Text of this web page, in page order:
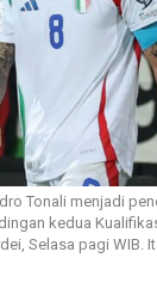
Tonali menjadi
kedua
Selasa pagi WIB.